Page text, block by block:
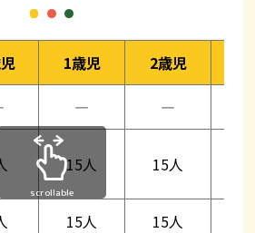
1歳児 2歳児
― ―
15人 15人
15人 15人
scrollable